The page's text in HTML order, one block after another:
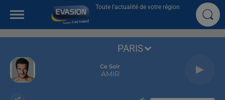
Toute l'actualité de votre région
Ce Soir
AMIR
PARIS